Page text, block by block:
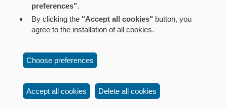
Noticia original de
Aviso legal Política de privacidad
Mapa web
Configuración de cookies
Contacto: Paseo de Sarasate nº 38, 2º Dcha - 31001
Pamplona (Navarra) Tel.: 848 42 08 72
preferences”.
By clicking the "Accept all cookies" button, you
agree to the installation of all cookies.
Choose preferences
Accept all cookies Delete all cookies